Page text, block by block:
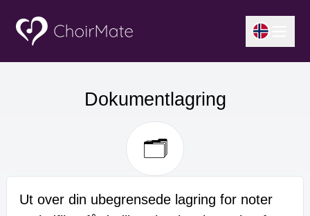
Dokumentlagring
Ut over din ubegrensede lagring for noter
🗂️